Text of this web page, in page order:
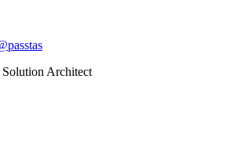
Architect